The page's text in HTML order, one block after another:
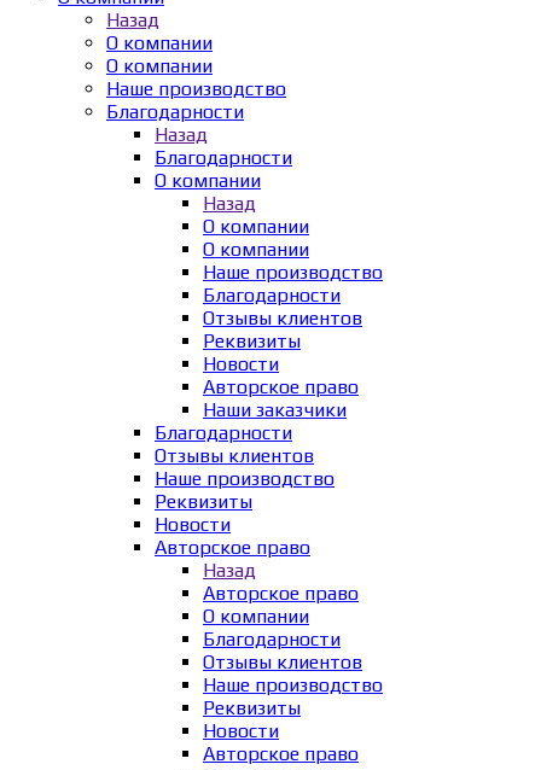
Назад
О компании
О компании
Наше производство
Благодарности
Назад
Благодарности
О компании
Назад
О компании
О компании
Наше производство
Благодарности
Отзывы клиентов
Реквизиты
Новости
Авторское право
Наши заказчики
Благодарности
Отзывы клиентов
Наше производство
Реквизиты
Новости
Авторское право
Назад
Авторское право
О компании
Благодарности
Отзывы клиентов
Наше производство
Реквизиты
Новости
Авторское право